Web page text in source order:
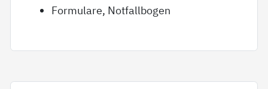
Formulare, Notfallbogen